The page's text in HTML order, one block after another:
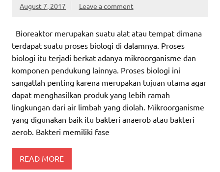
August 7, 2017 Leave a comment
Bioreaktor merupakan suatu alat atau tempat dimana
terdapat suatu proses biologi di dalamnya. Proses
biologi itu terjadi berkat adanya mikroorganisme dan
komponen pendukung lainnya. Proses biologi ini
sangatlah penting karena merupakan tujuan utama agar
dapat menghasilkan produk yang lebih ramah
lingkungan dari air limbah yang diolah. Mikroorganisme
yang digunakan baik itu bakteri anaerob atau bakteri
aerob. Bakteri memiliki fase
READ MORE